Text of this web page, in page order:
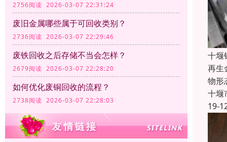
2756阅读 2026-03-07 22:31:24
废旧金属哪些属于可回收类别？
2736阅读 2026-03-07 22:29:46
废铁回收之后存储不当会怎样？
2679阅读 2026-03-07 22:28:20
如何优化废铜回收的流程？
2738阅读 2026-03-07 22:28:03
十堰
再生
物形
十堰
19-